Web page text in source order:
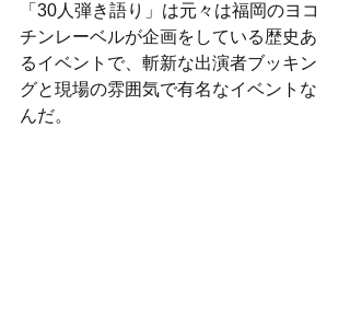
「30人弾き語り」は元々は福岡のヨコ
チンレーベルが企画をしている歴史あ
るイベントで、斬新な出演者ブッキン
グと現場の雰囲気で有名なイベントな
んだ。